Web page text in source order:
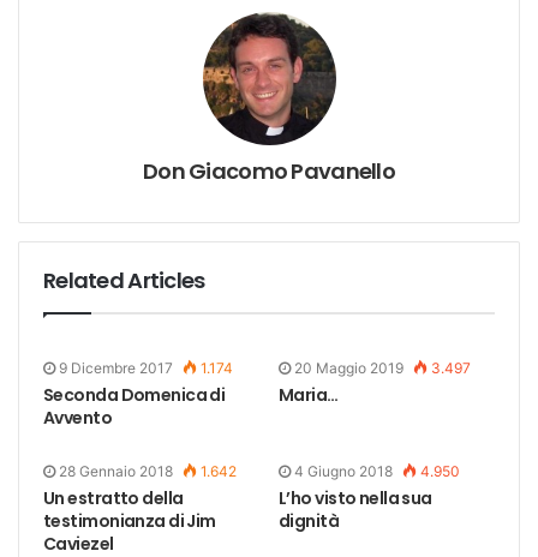
Don Giacomo Pavanello
Related Articles
9 Dicembre 2017 1.174
Seconda Domenica di
Avvento
20 Maggio 2019 3.497
Maria…
28 Gennaio 2018 1.642
Un estratto della
testimonianza di Jim
Caviezel
4 Giugno 2018 4.950
L’ho visto nella sua
dignità